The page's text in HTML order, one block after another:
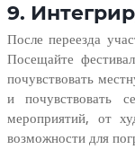
9.
После переезда
Посещайте
почувствовать
и почувствовать
мероприятий, от
возможности для